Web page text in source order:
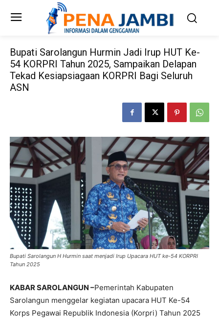
Bupati Sarolangun Hurmin Jadi Irup HUT Ke-
54 KORPRI Tahun 2025, Sampaikan Delapan
Tekad Kesiapsiagaan KORPRI Bagi Seluruh
ASN
Bupati Sarolangun H Hurmin saat menjadi Irup Upacara HUT ke-54 KORPRI
Tahun 2025
KABAR SAROLANGUN –Pemerintah Kabupaten
Sarolangun menggelar kegiatan upacara HUT Ke-54
Korps Pegawai Republik Indonesia (Korpri) Tahun 2025